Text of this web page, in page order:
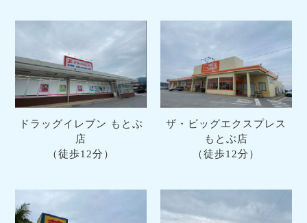
ドラッグイレブン もとぶ
店
（徒歩12分）
ザ・ビッグエクスプレス
もとぶ店
（徒歩12分）